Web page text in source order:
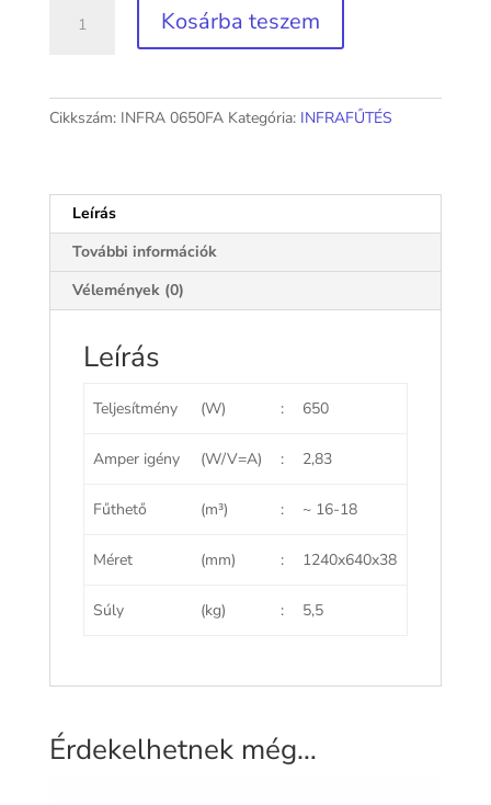
fakerettel
mennyiség
Kosárba teszem
Cikkszám: INFRA 0650FA Kategória: INFRAFŰTÉS
Leírás
További információk
Vélemények (0)
Leírás
Teljesítmény (W) : 650
Amper igény (W/V=A) : 2,83
Fűthető (m³) : ~ 16-18
Méret (mm) : 1240x640x38
Súly (kg) : 5,5
Érdekelhetnek még…